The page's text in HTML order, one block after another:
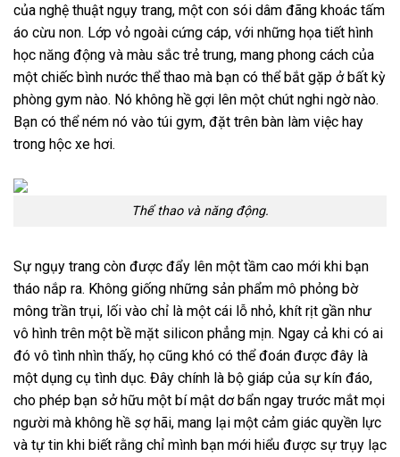
của nghệ thuật ngụy trang, một con sói dâm đãng khoác tấm
áo cừu non. Lớp vỏ ngoài cứng cáp, với những họa tiết hình
học năng động và màu sắc trẻ trung, mang phong cách của
một chiếc bình nước thể thao mà bạn có thể bắt gặp ở bất kỳ
phòng gym nào. Nó không hề gợi lên một chút nghi ngờ nào.
Bạn có thể ném nó vào túi gym, đặt trên bàn làm việc hay
trong hộc xe hơi.
Thể thao và năng động.
Sự ngụy trang còn được đẩy lên một tầm cao mới khi bạn
tháo nắp ra. Không giống những sản phẩm mô phỏng bờ
mông trần trụi, lối vào chỉ là một cái lỗ nhỏ, khít rịt gần như
vô hình trên một bề mặt silicon phẳng mịn. Ngay cả khi có ai
đó vô tình nhìn thấy, họ cũng khó có thể đoán được đây là
một dụng cụ tình dục. Đây chính là bộ giáp của sự kín đáo,
cho phép bạn sở hữu một bí mật dơ bẩn ngay trước mắt mọi
người mà không hề sợ hãi, mang lại một cảm giác quyền lực
và tự tin khi biết rằng chỉ mình bạn mới hiểu được sự trụy lạc